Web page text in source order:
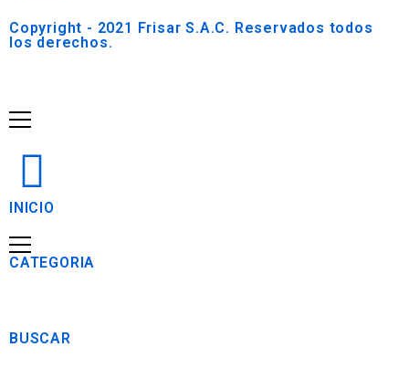
Copyright - 2021 Frisar S.A.C. Reservados todos
los derechos.
INICIO
CATEGORIA
BUSCAR